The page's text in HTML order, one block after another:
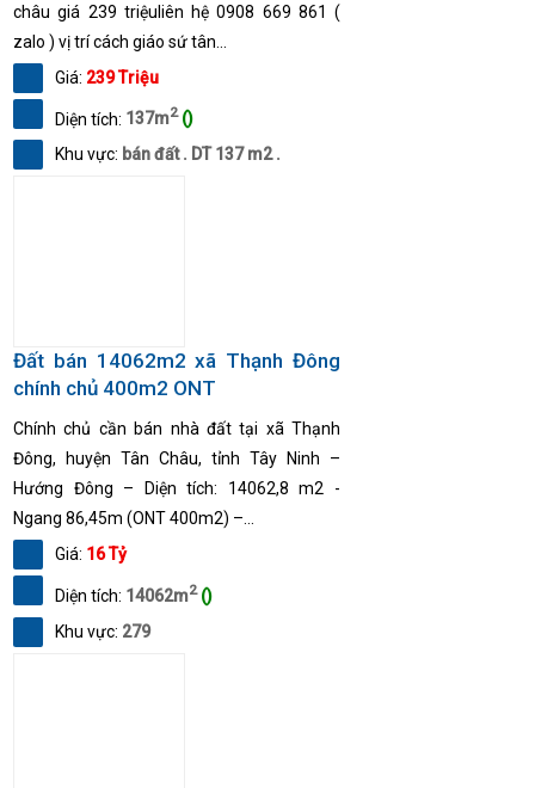
châu giá 239 triệuliên hệ 0908 669 861 (
zalo ) vị trí cách giáo sứ tân...
Giá: 239 Triệu
Diện tích: 137m2 ()
Khu vực: bán đất . DT 137 m2 .
Đất bán 14062m2 xã Thạnh Đông
chính chủ 400m2 ONT
Chính chủ cần bán nhà đất tại xã Thạnh
Đông, huyện Tân Châu, tỉnh Tây Ninh –
Hướng Đông – Diện tích: 14062,8 m2 -
Ngang 86,45m (ONT 400m2) –...
Giá: 16 Tỷ
Diện tích: 14062m2 ()
Khu vực: 279